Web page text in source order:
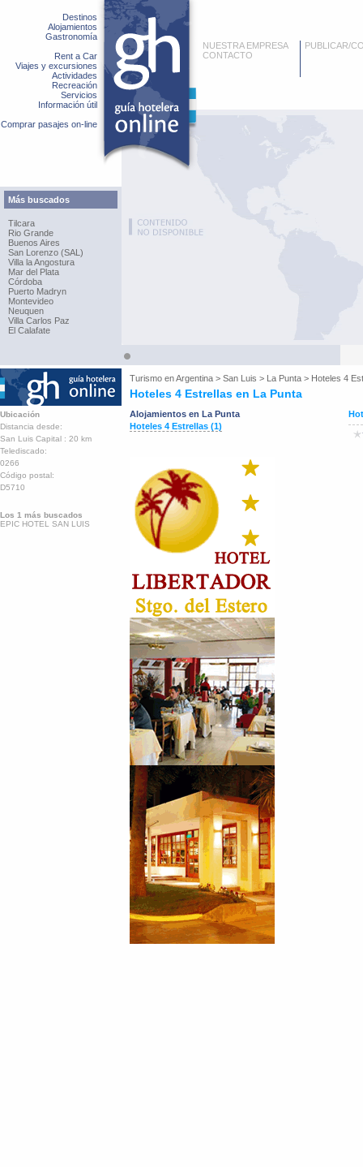
Destinos
Alojamientos
Gastronomía
Rent a Car
Viajes y excursiones
Actividades
Recreación
Servicios
Información útil
Comprar pasajes on-line
Más buscados
Tilcara
Rio Grande
Buenos Aires
San Lorenzo (SAL)
Villa la Angostura
Mar del Plata
Córdoba
Puerto Madryn
Montevideo
Neuquen
Villa Carlos Paz
El Calafate
NUESTRA EMPRESA
CONTACTO
PUBLICAR/
Turismo enArgentina > San Luis > La Punta > Hoteles 4
Hoteles 4 Estrellas en La Punta
Ubicación
Distancia desde:
San Luis Capital : 20 km
Telediscado:
0266
Código postal:
D5710
Los 1 más buscados
EPIC HOTEL SAN LUIS
Alojamientos en La Punta
Hoteles 4 Estrellas (1)